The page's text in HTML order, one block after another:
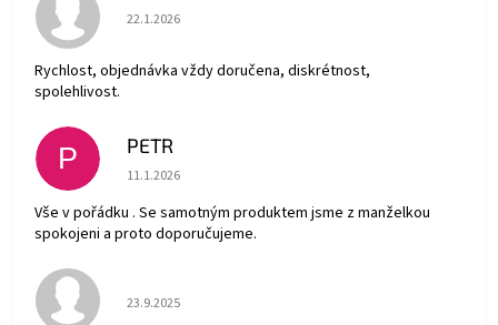
Hodnocení obchodu je 5 z 5 hvězdiček.
22.1.2026
Rychlost, objednávka vždy doručena, diskrétnost,
spolehlivost.
P PETR
Hodnocení obchodu je 5 z 5 hvězdiček.
11.1.2026
Vše v pořádku . Se samotným produktem jsme z manželkou
spokojeni a proto doporučujeme.
Hodnocení obchodu je 5 z 5 hvězdiček.
23.9.2025